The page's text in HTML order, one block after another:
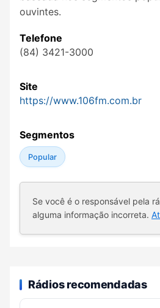
ouvintes.
Telefone
(84) 3421-3000
Site
https://www.106fm.com.br
Segmentos
Popular
Se você é o responsável pela
alguma informação incorreta.
Rádios recomendadas